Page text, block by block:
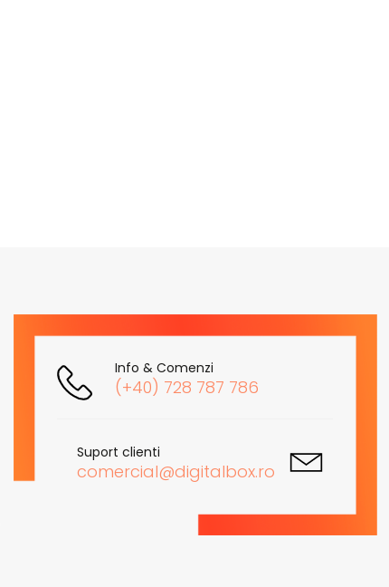
Info & Comenzi
(+40) 728 787 786
Suport clienti
comercial@digitalbox.ro